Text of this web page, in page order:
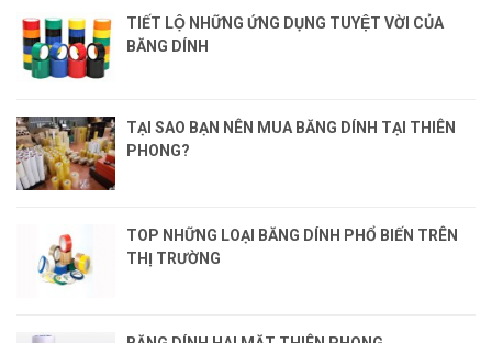
TIẾT LỘ NHỮNG ỨNG DỤNG TUYỆT VỜI CỦA
BĂNG DÍNH
TẠI SAO BẠN NÊN MUA BĂNG DÍNH TẠI THIÊN
PHONG?
TOP NHỮNG LOẠI BĂNG DÍNH PHỔ BIẾN TRÊN
THỊ TRƯỜNG